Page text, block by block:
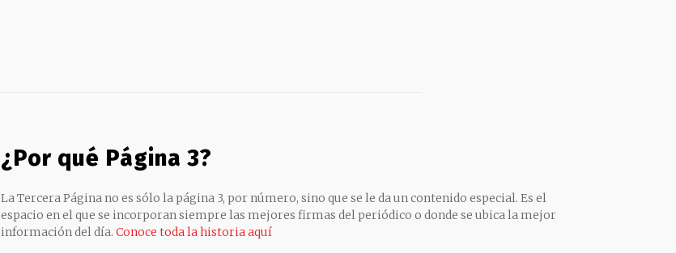
¿Por qué Página 3?
La Tercera Página no es sólo la página 3, por número, sino que se le da un contenido especial. Es el
espacio en el que se incorporan siempre las mejores firmas del periódico o donde se ubica la mejor
información del día. Conoce toda la historia aquí